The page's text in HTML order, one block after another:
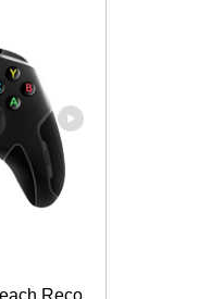
Reco